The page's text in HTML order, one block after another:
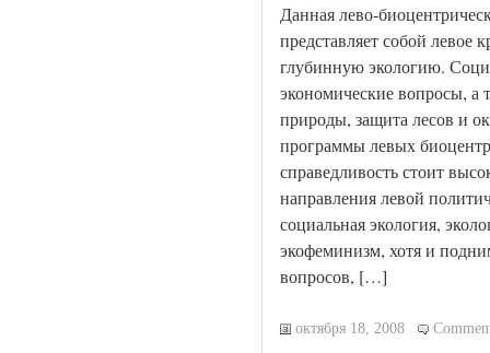
Данная лево-
представляет собой левое
глубинную экологию.
экономические вопросы, а
природы, защита лесов и
программы левых
справедливость стоит
направления левой
социальная экология,
экофеминизм, хотя и
вопросов, […]
октября 18, 2008